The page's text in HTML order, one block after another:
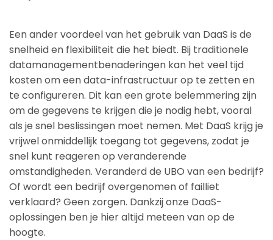
Een ander voordeel van het gebruik van DaaS is de
snelheid en flexibiliteit die het biedt. Bij traditionele
datamanagementbenaderingen kan het veel tijd
kosten om een data-infrastructuur op te zetten en
te configureren. Dit kan een grote belemmering zijn
om de gegevens te krijgen die je nodig hebt, vooral
als je snel beslissingen moet nemen. Met DaaS krijg je
vrijwel onmiddellijk toegang tot gegevens, zodat je
snel kunt reageren op veranderende
omstandigheden. Veranderd de UBO van een bedrijf?
Of wordt een bedrijf overgenomen of failliet
verklaard? Geen zorgen. Dankzij onze DaaS-
oplossingen ben je hier altijd meteen van op de
hoogte.